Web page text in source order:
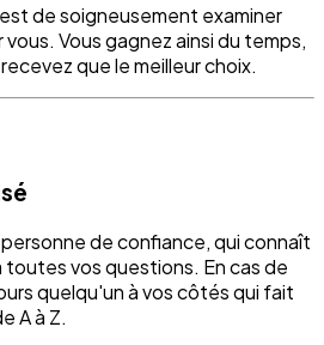
de soigneusement examiner
Vous gagnez ainsi du temps,
que le meilleur choix.
de confiance, qui connaît
vos questions. En cas de
quelqu'un à vos côtés qui fait
A à Z.